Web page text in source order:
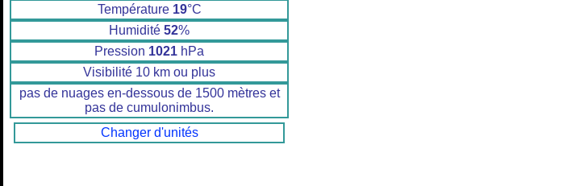
Température 19°C
Humidité 52%
Pression 1021 hPa
Visibilité 10 km ou plus
pas de nuages en-dessous de 1500 mètres et
pas de cumulonimbus.
Changer d'unités